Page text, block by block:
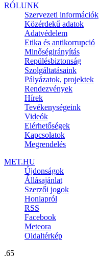
RÓLUNK
Szervezeti információk
Közérdekű adatok
Adatvédelem
Etika és antikorrupció
Minőségirányítás
Repülésbiztonság
Szolgáltatásaink
Pályázatok, projektek
Rendezvények
Hírek
Tevékenységeink
Videók
Elérhetőségek
Kapcsolatok
Megrendelés
MET.HU
Újdonságok
Állásajánlat
Szerzői jogok
Honlapról
RSS
Facebook
Meteora
Oldaltérkép
.65